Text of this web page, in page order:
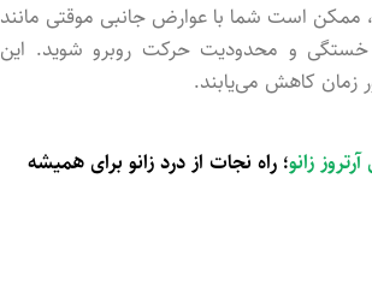
ممکن است شما با عوارض جانبی موقتی مانند
خستگی و محدودیت حرکت روبرو شوید. این
زمان کاهش می‌یابند.
زانو؛ راه نجات از درد زانو برای همیشه